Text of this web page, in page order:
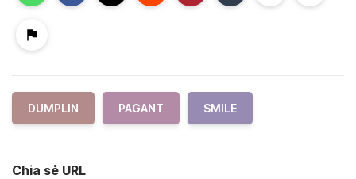
DUMPLIN PAGANT SMILE
Chia sẻ URL